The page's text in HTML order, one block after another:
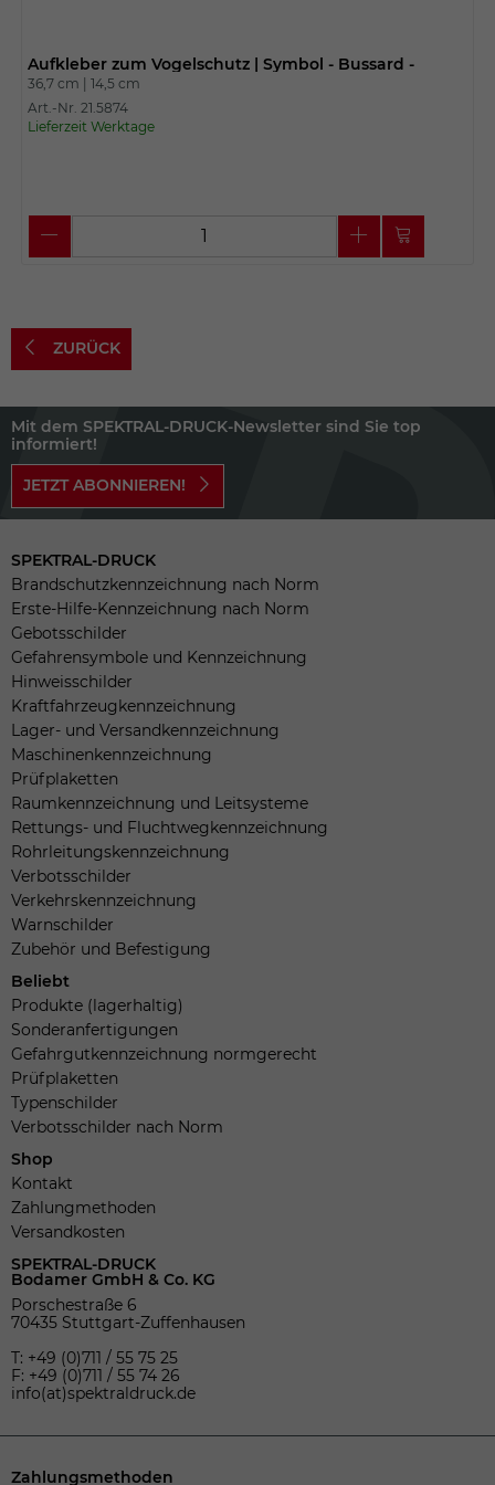
Aufkleber zum Vogelschutz | Symbol - Bussard -
36,7 cm | 14,5 cm
Art.-Nr. 21.5874
Lieferzeit Werktage
ZURÜCK
Mit dem SPEKTRAL-DRUCK-Newsletter sind Sie top
informiert!
JETZT ABONNIEREN!
SPEKTRAL-DRUCK
Brandschutzkennzeichnung nach Norm
Erste-Hilfe-Kennzeichnung nach Norm
Gebotsschilder
Gefahrensymbole und Kennzeichnung
Hinweisschilder
Kraftfahrzeugkennzeichnung
Lager- und Versandkennzeichnung
Maschinenkennzeichnung
Prüfplaketten
Raumkennzeichnung und Leitsysteme
Rettungs- und Fluchtwegkennzeichnung
Rohrleitungskennzeichnung
Verbotsschilder
Verkehrskennzeichnung
Warnschilder
Zubehör und Befestigung
Beliebt
Produkte (lagerhaltig)
Sonderanfertigungen
Gefahrgutkennzeichnung normgerecht
Prüfplaketten
Typenschilder
Verbotsschilder nach Norm
Shop
Kontakt
Zahlungmethoden
Versandkosten
SPEKTRAL-DRUCK
Bodamer GmbH & Co. KG
Porschestraße 6
70435 Stuttgart-Zuffenhausen
T: +49 (0)711 / 55 75 25
F: +49 (0)711 / 55 74 26
info(at)spektraldruck.de
Zahlungsmethoden